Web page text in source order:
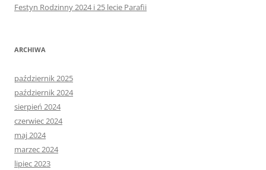
Festyn Rodzinny 2024 i 25 lecie Parafii
ARCHIWA
październik 2025
październik 2024
sierpień 2024
czerwiec 2024
maj 2024
marzec 2024
lipiec 2023